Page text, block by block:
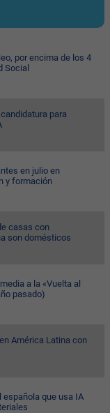
por encima de los 4
Social
para
en julio en
y formación
casas con
son domésticos
a la «Vuelta al
pasado)
América Latina con
española que usa IA